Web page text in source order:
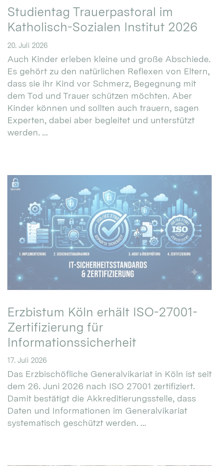
Studientag Trauerpastoral im
Katholisch-Sozialen Institut 2026
20. Juli 2026
Auch Kinder erleben kleine und große Abschiede.
Es gehört zu den natürlichen Reflexen von Eltern,
dass sie ihr Kind vor Schmerz, Begegnung mit
dem Tod und Trauer schützen möchten. Aber
Kinder können und sollten auch trauern, sagen
Experten, dabei aber begleitet und unterstützt
werden. ...
Erzbistum Köln erhält ISO-27001-
Zertifizierung für
Informationssicherheit
17. Juli 2026
Das Erzbischöfliche Generalvikariat in Köln ist seit
dem 26. Juni 2026 nach ISO 27001 zertifiziert.
Damit bestätigt die Akkreditierungsstelle, dass
Daten und Informationen im Generalvikariat
systematisch geschützt werden. ...